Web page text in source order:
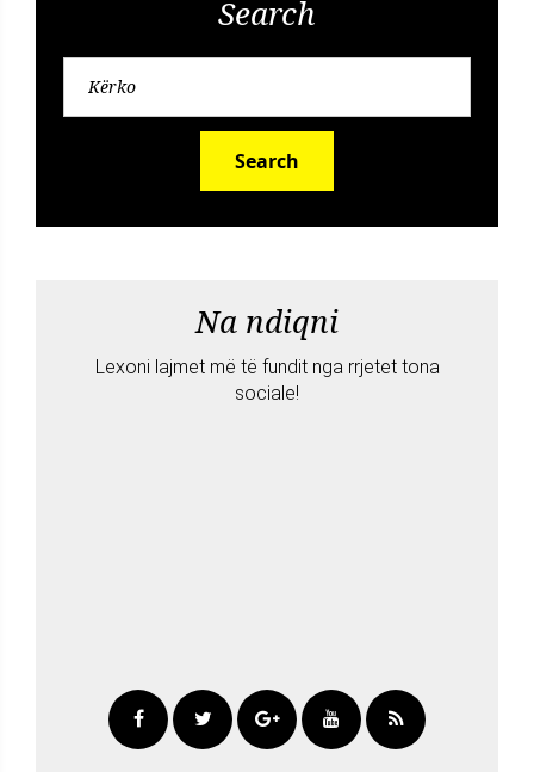
Search
Search
Na ndiqni
Lexoni lajmet më të fundit nga rrjetet tona
sociale!